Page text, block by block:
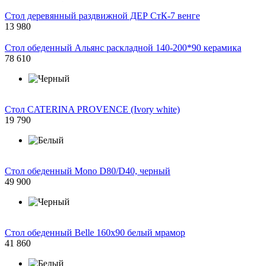
Стол деревянный раздвижной ДЕР СтК-7 венге
13 980
Стол обеденный Альянс раскладной 140-200*90 керамика
78 610
Стол CATERINA PROVENCE (Ivory white)
19 790
Стол обеденный Mono D80/D40, черный
49 900
Стол обеденный Belle 160х90 белый мрамор
41 860